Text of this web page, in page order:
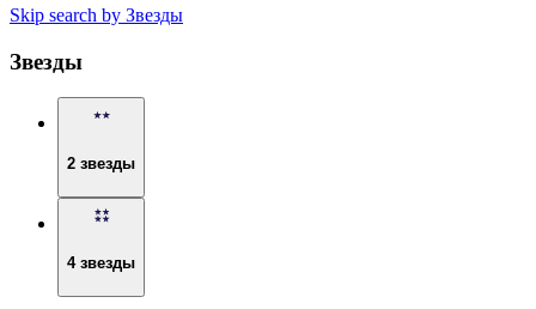
Skip search by Звезды
Звезды
2 звезды
4 звезды